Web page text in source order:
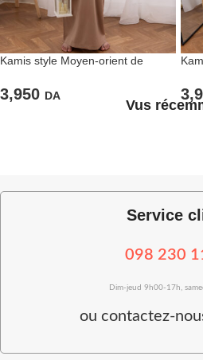
Kamis style Moyen-orient de
3,950 DA
Vus
Service
098 230
Dim-jeud 9h00-17h,
ou contactez-